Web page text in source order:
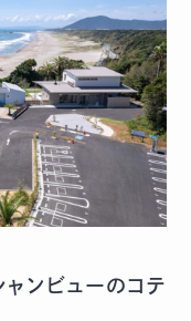
ンビューのコテ